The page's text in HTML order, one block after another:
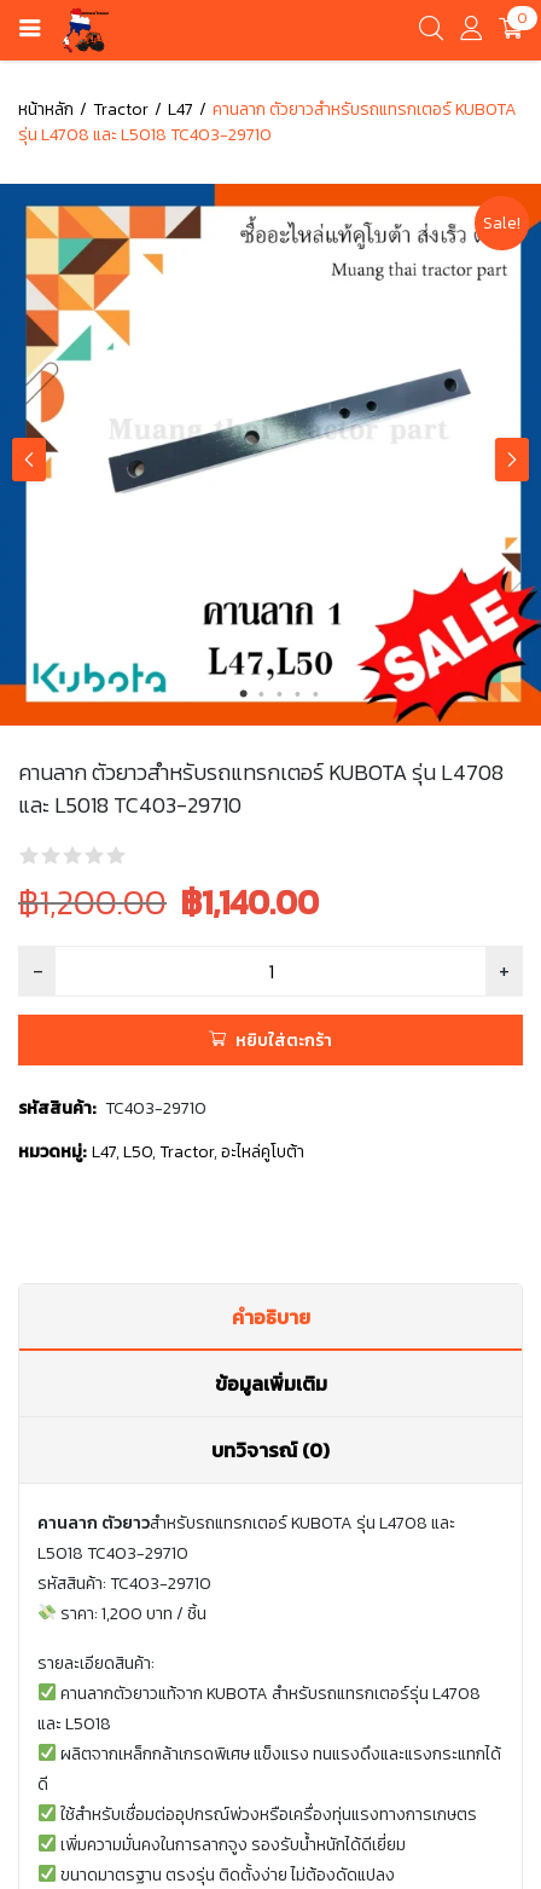
0
หน้าหลัก Tractor L47
คานลาก ตัวยาวสำหรับรถแทรกเตอร์ KUBOTA
รุ่น L4708 และ L5018 TC403-29710
Sale!
คานลาก ตัวยาวสำหรับรถแทรกเตอร์ KUBOTA รุ่น L4708
และ L5018 TC403-29710
Original
price
was:
฿1,200.00 Current
price
฿1,140.00
หยิบใส่ตะกร้า
รหัสสินค้า: TC403-29710
หมวดหมู่: L47,L50,Tractor,อะไหล่คูโบต้า
คำอธิบาย
ข้อมูลเพิ่มเติม
บทวิจารณ์ (0)
คานลาก ตัวยาวสำหรับรถแทรกเตอร์ KUBOTA รุ่น L4708 และ
L5018 TC403-29710
รหัสสินค้า: TC403-29710
ราคา: 1,200 บาท / ชิ้น
รายละเอียดสินค้า:
คานลากตัวยาวแท้จาก KUBOTA สำหรับรถแทรกเตอร์รุ่น L4708
และ L5018
ผลิตจากเหล็กกล้าเกรดพิเศษ แข็งแรง ทนแรงดึงและแรงกระแทกได้
ดี
ใช้สำหรับเชื่อมต่ออุปกรณ์พ่วงหรือเครื่องทุ่นแรงทางการเกษตร
เพิ่มความมั่นคงในการลากจูง รองรับน้ำหนักได้ดีเยี่ยม
ขนาดมาตรฐาน ตรงรุ่น ติดตั้งง่าย ไม่ต้องดัดแปลง